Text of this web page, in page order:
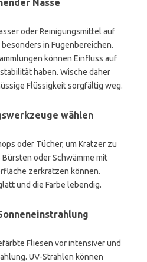
Nässe
oder Reinigungsmittel auf
in Fugenbereichen.
können Einfluss auf
haben. Wische daher
Flüssigkeit sorgfältig weg.
wählen
oder Tücher, um Kratzer zu
oder Schwämme mit
zerkratzen können.
und die Farbe lebendig.
Fliesen vor intensiver und
UV-Strahlen können